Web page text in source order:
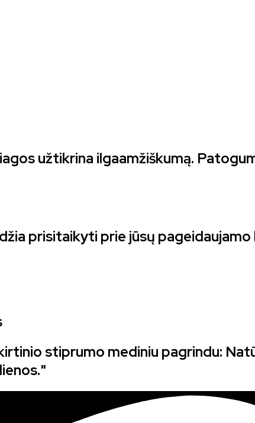
užtikrina ilgaamžiškumą.
prisitaikyti prie jūsų
stiprumo mediniu pagrindu: